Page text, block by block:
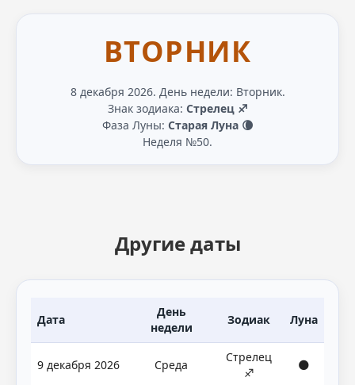
ВТОРНИК
8 декабря 2026. День недели: Вторник.
Знак зодиака: Стрелец ♐
Фаза Луны: Старая Луна 🌘
Неделя №50.
Другие даты
Дата
День
недели
Зодиак Луна
9 декабря 2026 Среда
Стрелец
♐
🌑